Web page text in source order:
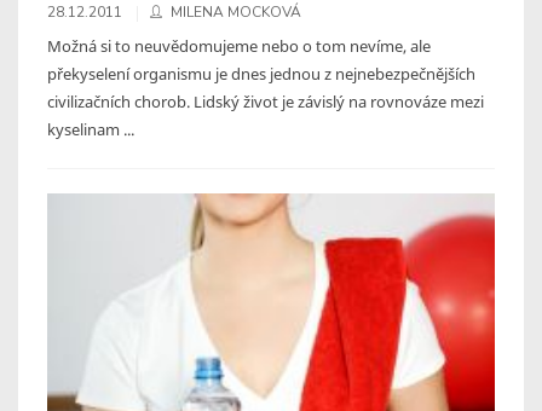
28.12.2011 MILENA MOCKOVÁ
Možná si to neuvědomujeme nebo o tom nevíme, ale
překyselení organismu je dnes jednou z nejnebezpečnějších
civilizačních chorob. Lidský život je závislý na rovnováze mezi
kyselinam ...